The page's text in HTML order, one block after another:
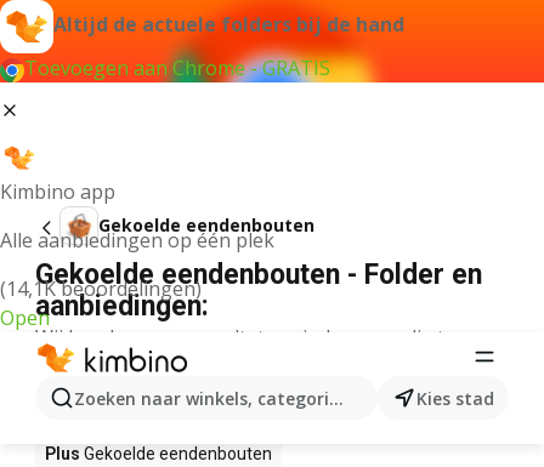
Altijd de actuele folders bij de hand
Toevoegen aan Chrome - GRATIS
Kimbino app
Alle aanbiedingen op één plek
(14,1K beoordelingen)
Open
Zoeken naar winkels, categorieën, producten...
Kies stad
Gekoelde eendenbouten
Gekoelde eendenbouten - Folder en
aanbiedingen:
Wij konden geen resultaten vinden voor die term.
Gekoelde eendenbouten in actie –
Waar te koop?
Plus Gekoelde eendenbouten